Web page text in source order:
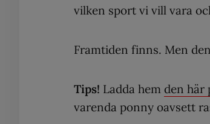
vilken sport vi vill vara
Framtiden finns. Men
Tips! Ladda hem den här
varenda ponny oavsett